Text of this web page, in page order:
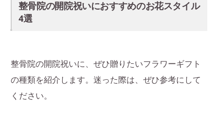
整骨院の開院祝いにおすすめのお花スタイル
4選
整骨院の開院祝いに、ぜひ贈りたいフラワーギフト
の種類を紹介します。迷った際は、ぜひ参考にして
ください。